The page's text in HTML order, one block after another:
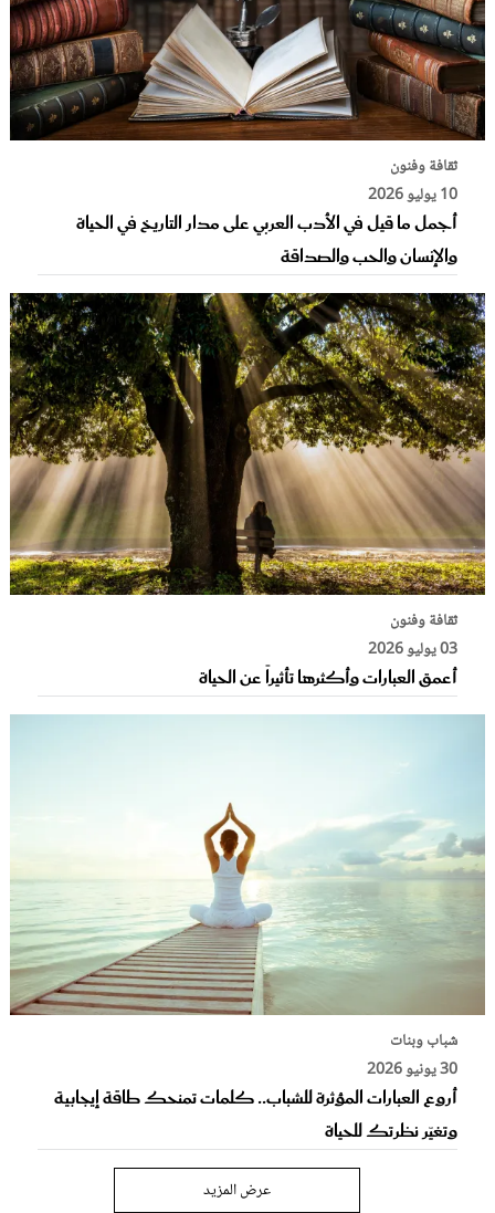
ثقافة وفنون
10 يوليو 2026
أجمل ما قيل في الأدب العربي على مدار التاريخ في الحياة
والإنسان والحب والصداقة
ثقافة وفنون
03 يوليو 2026
أعمق العبارات وأكثرها تأثيراً عن الحياة
شباب وبنات
30 يونيو 2026
أروع العبارات المؤثرة للشباب.. كلمات تمنحك طاقة إيجابية
وتغيّر نظرتك للحياة
عرض المزيد